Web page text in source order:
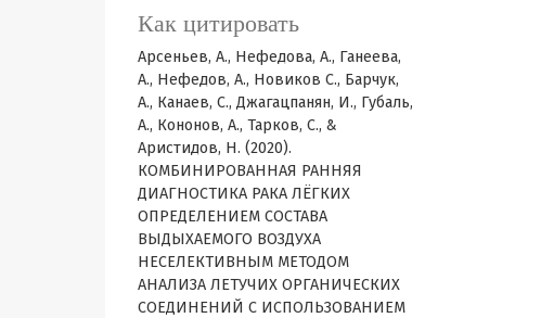
Как цитировать
Арсеньев, А., Нефедова, А., Ганеева,
А., Нефедов, А., Новиков C., Барчук,
А., Канаев, С., Джагацпанян, И., Губаль,
А., Кононов, А., Тарков, С., &
Аристидов, Н. (2020).
КОМБИНИРОВАННАЯ РАННЯЯ
ДИАГНОСТИКА РАКА ЛЁГКИХ
ОПРЕДЕЛЕНИЕМ СОСТАВА
ВЫДЫХАЕМОГО ВОЗДУХА
НЕСЕЛЕКТИВНЫМ МЕТОДОМ
АНАЛИЗА ЛЕТУЧИХ ОРГАНИЧЕСКИХ
СОЕДИНЕНИЙ С ИСПОЛЬЗОВАНИЕМ